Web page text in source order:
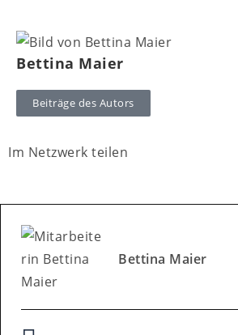
Bettina Maier
Beiträge des Autors
Im Netzwerk teilen
Bettina Maier